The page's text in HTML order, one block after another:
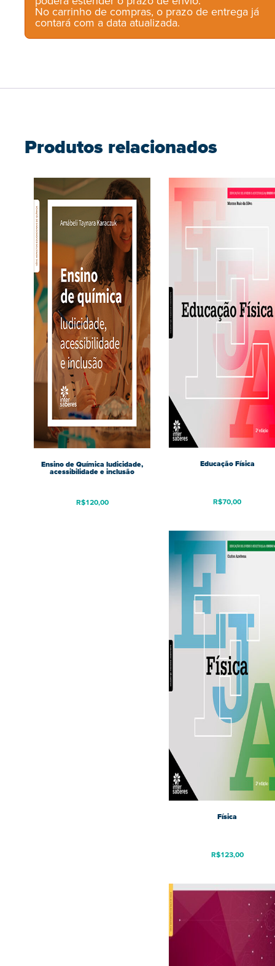
No carrinho de compras, o prazo de entrega já
contará com a data atualizada.
Produtos relacionados
Ensino de Química ludicidade,
acessibilidade e inclusão
R$120,00
Educação Física
R$70,00
Física
R$123,00